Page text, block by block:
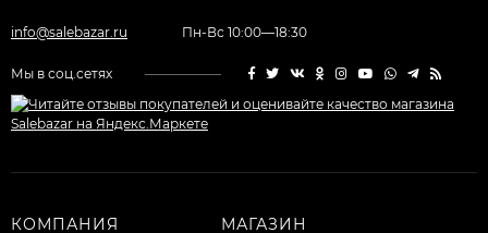
info@salebazar.ru Пн-Вс 10:00—18:30
Мы в соц.сетях
КОМПАНИЯ МАГАЗИН